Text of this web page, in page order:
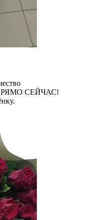
СЕЙЧАС!